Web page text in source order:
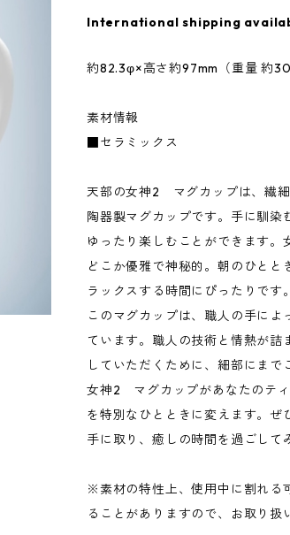
International shipping
約82.3φ×高さ約97mm（重量 約
素材情報
■セラミックス
天部の女神2 マグカップは、繊
陶器製マグカップです。手に馴染
ゆったり楽しむことができます。
どこか優雅で神秘的。朝のひとと
ラックスする時間にぴったりです。
このマグカップは、職人の手に
ています。職人の技術と情熱が詰
していただくために、細部にまで
女神2 マグカップがあなたのテ
を特別なひとときに変えます。ぜ
手に取り、癒しの時間を過ごして
※素材の特性上、使用中に割れる
ることがありますので、お取り扱